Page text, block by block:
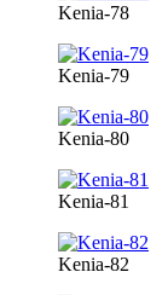
Kenia-78
Kenia-79
Kenia-80
Kenia-81
Kenia-82